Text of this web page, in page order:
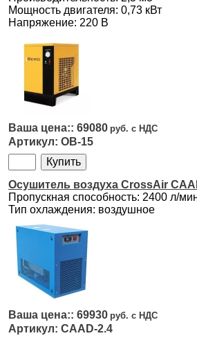
Мощность двигателя: 0,73 кВт
Напряжение: 220 В
69080
OB-15
Осушитель воздуха CrossAir
Пропускная способность: 2400 л/
Тип охлаждения: воздушное
69930
CAAD-2.4